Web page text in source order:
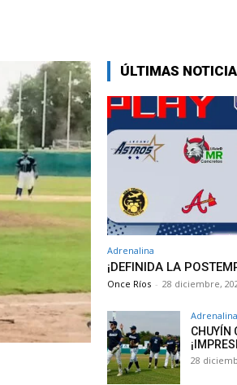
ÚLTIMAS
Adrenalina
¡DEFINIDA LA
Once Ríos - 28 diciembre,
Adrenalina
CHUYÍN
28